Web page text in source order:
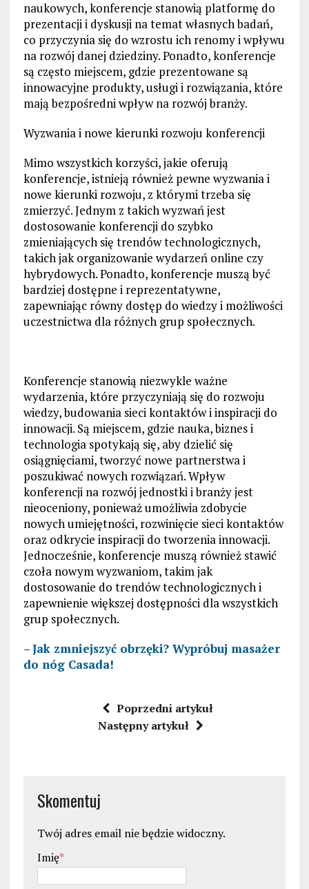
naukowych, konferencje stanowią platformę do
prezentacji i dyskusji na temat własnych badań,
co przyczynia się do wzrostu ich renomy i wpływu
na rozwój danej dziedziny. Ponadto, konferencje
są często miejscem, gdzie prezentowane są
innowacyjne produkty, usługi i rozwiązania, które
mają bezpośredni wpływ na rozwój branży.
Wyzwania i nowe kierunki rozwoju konferencji
Mimo wszystkich korzyści, jakie oferują
konferencje, istnieją również pewne wyzwania i
nowe kierunki rozwoju, z którymi trzeba się
zmierzyć. Jednym z takich wyzwań jest
dostosowanie konferencji do szybko
zmieniających się trendów technologicznych,
takich jak organizowanie wydarzeń online czy
hybrydowych. Ponadto, konferencje muszą być
bardziej dostępne i reprezentatywne,
zapewniając równy dostęp do wiedzy i możliwości
uczestnictwa dla różnych grup społecznych.
Konferencje stanowią niezwykle ważne
wydarzenia, które przyczyniają się do rozwoju
wiedzy, budowania sieci kontaktów i inspiracji do
innowacji. Są miejscem, gdzie nauka, biznes i
technologia spotykają się, aby dzielić się
osiągnięciami, tworzyć nowe partnerstwa i
poszukiwać nowych rozwiązań. Wpływ
konferencji na rozwój jednostki i branży jest
nieoceniony, ponieważ umożliwia zdobycie
nowych umiejętności, rozwinięcie sieci kontaktów
oraz odkrycie inspiracji do tworzenia innowacji.
Jednocześnie, konferencje muszą również stawić
czoła nowym wyzwaniom, takim jak
dostosowanie do trendów technologicznych i
zapewnienie większej dostępności dla wszystkich
grup społecznych.
–Jak zmniejszyć obrzęki? Wypróbuj masażer
do nóg Casada!
Poprzedni artykuł
Następny artykuł
Skomentuj
Twój adres email nie będzie widoczny.
Imię*